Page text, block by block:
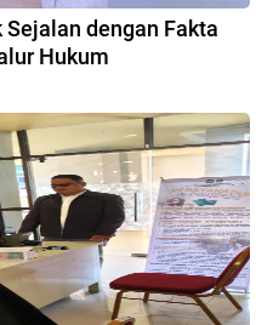
dengan Fakta
Hukum